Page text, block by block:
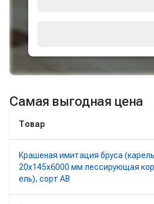
Самая выгодная цена
Товар
Крашеная имитация бруса
20х145х6000 мм лессирующая
ель), сорт АВ